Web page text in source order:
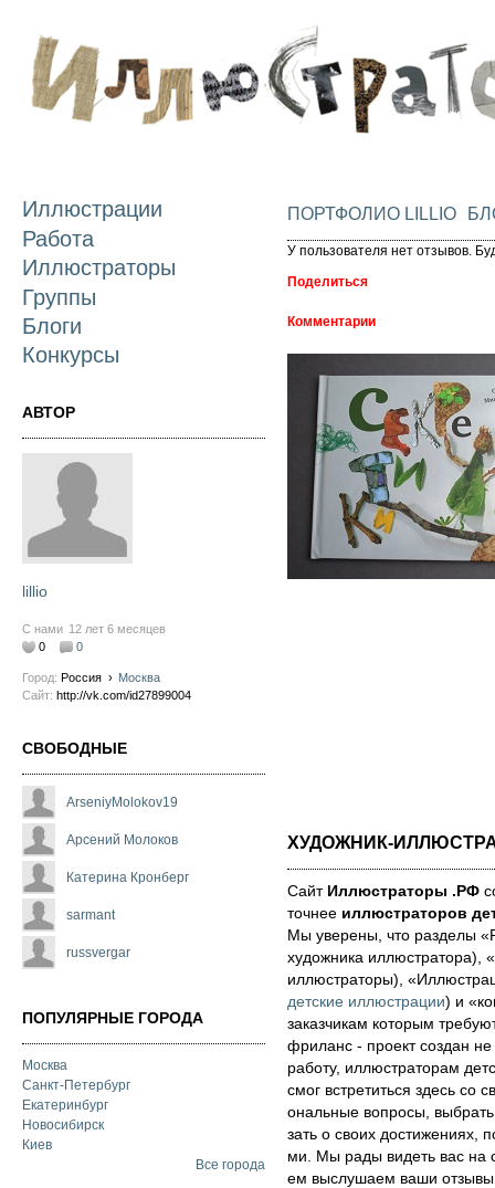
Иллюстрации
Работа
Иллюстраторы
Группы
Блоги
Конкурсы
АВТОР
lillio
С нами 12 лет 6 месяцев
0
0
Город: Россия › Москва
Сайт: http://vk.com/id27899004
СВОБОДНЫЕ
ArseniyMolokov19
Арсений Молоков
Катерина Кронберг
sarmant
russvergar
ПОПУЛЯРНЫЕ ГОРОДА
Москва
Санкт-Петербург
Екатеринбург
Новосибирск
Киев
Все города
ПОРТФОЛИО LILLIO
У пользователя нет отзывов.
Поделиться
Комментарии
ХУДОЖНИК-
Сайт Иллюстраторы .РФ
точнее иллюстраторов
Мы уве­ре­ны, что раз­де­лы
художника иллюстратора),
иллюстраторы),
детские иллюстрации) и
за­каз­чи­кам которым
фри­ланс - про­ект соз­дан
ра­бо­ту, иллюстраторам
смог встре­тить­ся здесь со
ональ­ные воп­ро­сы,
зать о сво­их
ми. Мы рады ви­деть вас на
ем выс­лу­ша­ем ва­ши от­зы­вы